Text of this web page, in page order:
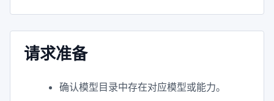
请求准备
确认模型目录中存在对应模型或能力。